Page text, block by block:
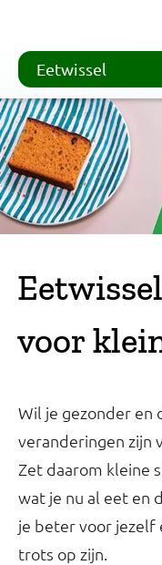
voor
Eetwissel
Wil je gezonder en
veranderingen zijn
Zet daarom kleine
wat je nu al eet en
je beter voor jezelf
trots op zijn.